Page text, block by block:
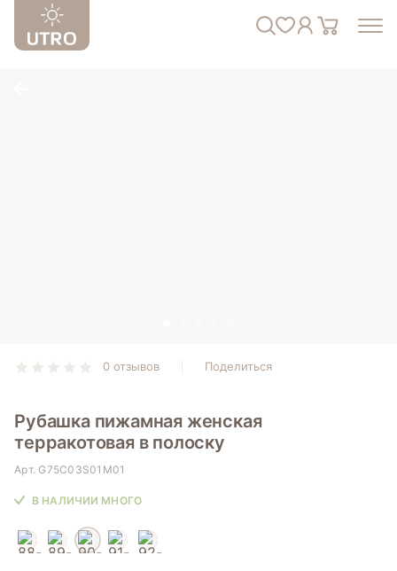
0 отзывов Поделиться
Рубашка пижамная женская
терракотовая в полоску
Арт.G75C03S01M01
В НАЛИЧИИ МНОГО